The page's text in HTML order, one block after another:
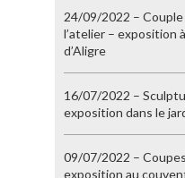
24/09/2022 – Couple
l’atelier – exposition
d’Aligre
16/07/2022 –
exposition dans le
09/07/2022 –
exposition au